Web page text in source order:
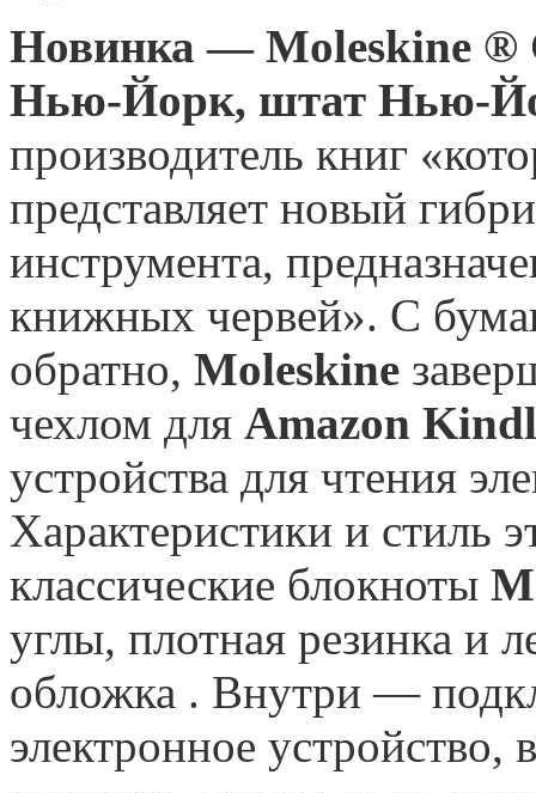
Новинка — Moleskine ®
Нью-Йорк, штат Нью-
производитель книг
представляет новый
инструмента,
книжных червей». С
обратно, Moleskine
чехлом для Amazon
устройства для чтения
Характеристики и стиль
классические блокноты
углы, плотная резинка и
обложка . Внутри —
электронное устройство,